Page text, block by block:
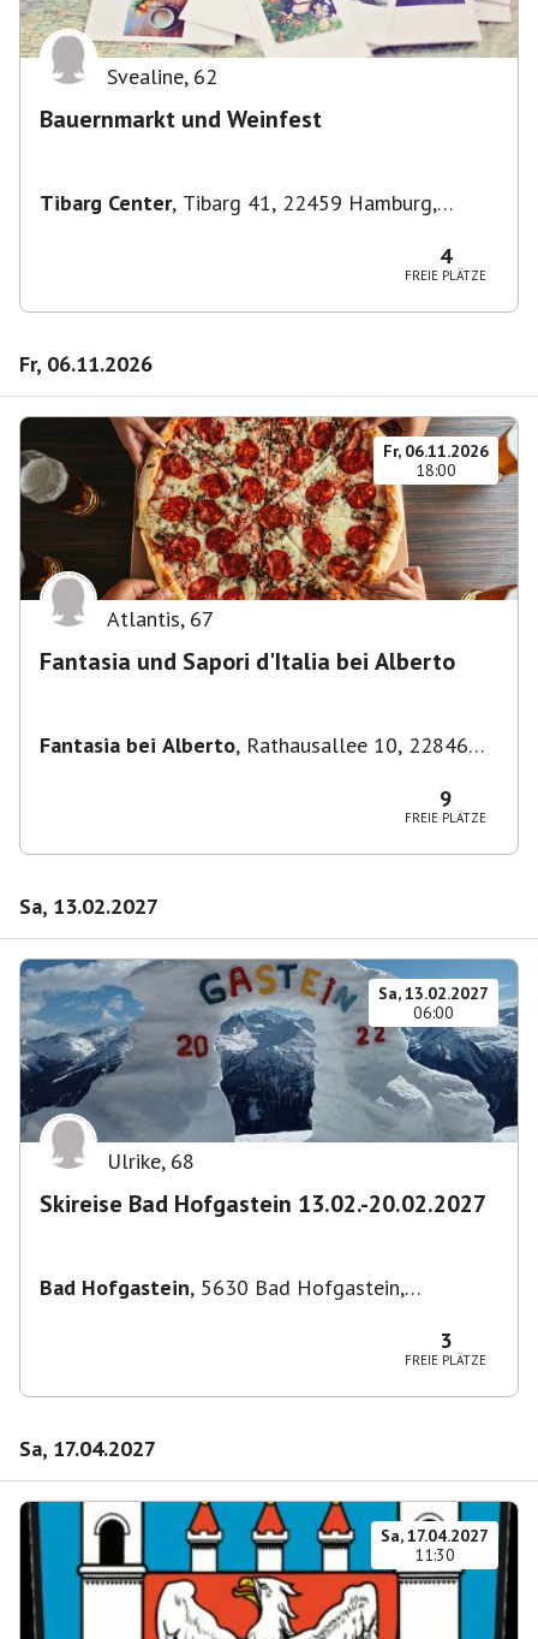
Svealine, 62
Bauernmarkt und Weinfest
Tibarg Center, Tibarg 41, 22459 Hamburg,
4
FREIE PLÄTZE
Fr, 06.11.2026
Fr, 06.11.2026
18:00
Atlantis, 67
Fantasia und Sapori d'Italia bei Alberto
Fantasia bei Alberto, Rathausallee 10, 22846
9
FREIE PLÄTZE
Sa, 13.02.2027
Sa, 13.02.2027
06:00
Ulrike, 68
Skireise Bad Hofgastein 13.02.-20.02.2027
Bad Hofgastein, 5630 Bad Hofgastein,
3
FREIE PLÄTZE
Sa, 17.04.2027
Sa, 17.04.2027
11:30